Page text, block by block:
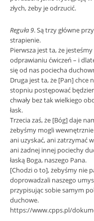
złych, żeby je odrzucić.
Reguła 9. Są trzy główne
strapienie.
Pierwsza jest ta, że
odprawianiu ćwiczeń – i
się od nas pociecha
Druga jest ta, że [Pan] chce
stopniu postępować
chwały bez tak wielkiego
łask.
Trzecia zaś, że [Bóg] daje
żebyśmy mogli
ani uzyskać, ani zatrzymać
ani żadnej innej pociechy
łaską Boga, naszego Pana.
[Chodzi o to], żebyśmy nie
doprowadzali naszego
przypisując sobie samym
duchowe.
https://www.cpps.pl/